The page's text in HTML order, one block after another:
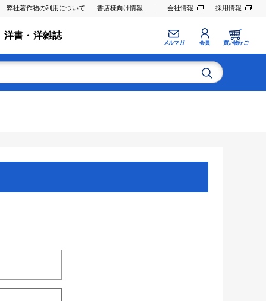
弊社著作物の利用について 書店様向け情報 会社情報 採用情報
洋書・洋雑誌
メルマガ 会員 買い物かご